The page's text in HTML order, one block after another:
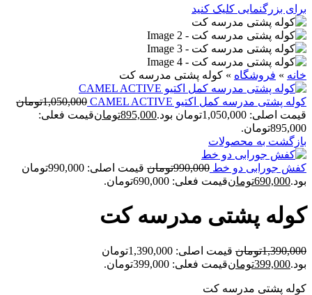
برای بزرگنمایی کلیک کنید
خانه » فروشگاه » کوله پشتی مدرسه کت
کوله پشتی مدرسه کمل اکتیو CAMEL ACTIVE 1,050,000تومان
قیمت اصلی: 1,050,000تومان بود.
895,000تومانقیمت فعلی:
895,000تومان.
بازگشت به محصولات
کفش جورابی دو خط 990,000تومان
قیمت اصلی: 990,000تومان
بود.690,000تومانقیمت فعلی: 690,000تومان.
کوله پشتی مدرسه کت
1,390,000تومان
قیمت اصلی: 1,390,000تومان
بود.399,000تومانقیمت فعلی: 399,000تومان.
کوله پشتی مدرسه کت